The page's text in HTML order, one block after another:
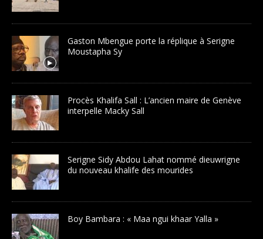
Gaston Mbengue porte la réplique à Serigne
Moustapha Sy
Procès Khalifa Sall : L’ancien maire de Genève
interpelle Macky Sall
Serigne Sidy Abdou Lahat nommé dieuwrigne
du nouveau khalife des mourides
Boy Bambara : « Maa ngui khaar Yalla »